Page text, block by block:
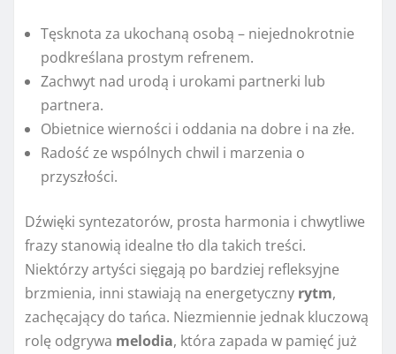
Tęsknota za ukochaną osobą – niejednokrotnie
podkreślana prostym refrenem.
Zachwyt nad urodą i urokami partnerki lub
partnera.
Obietnice wierności i oddania na dobre i na złe.
Radość ze wspólnych chwil i marzenia o
przyszłości.
Dźwięki syntezatorów, prosta harmonia i chwytliwe
frazy stanowią idealne tło dla takich treści.
Niektórzy artyści sięgają po bardziej refleksyjne
brzmienia, inni stawiają na energetyczny rytm,
zachęcający do tańca. Niezmiennie jednak kluczową
rolę odgrywa melodia, która zapada w pamięć już